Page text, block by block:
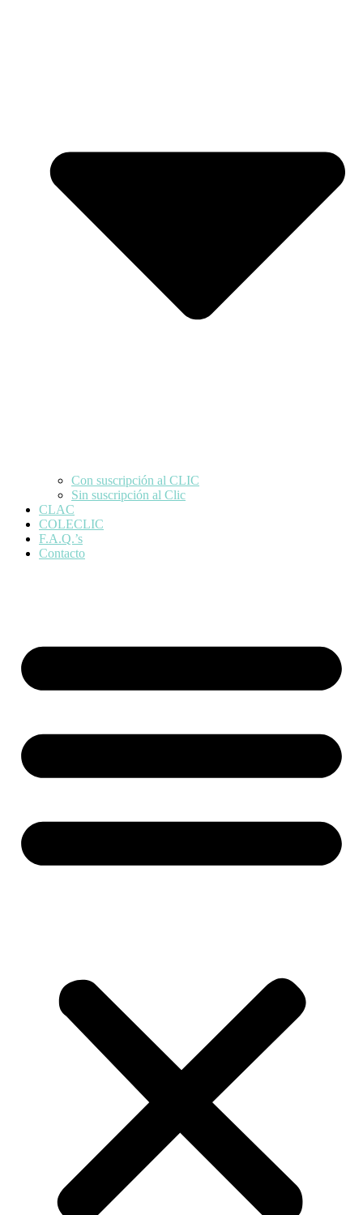
Con suscripción al CLIC
Sin suscripción al Clic
CLAC
COLECLIC
F.A.Q.’s
Contacto